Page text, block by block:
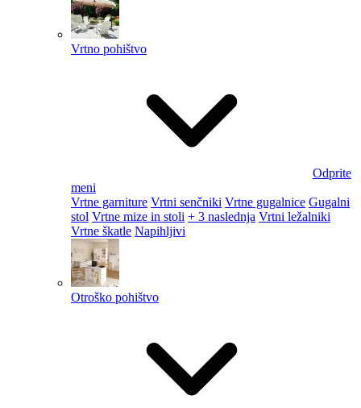
Vrtno pohištvo
Odprite
meni
Vrtne garniture Vrtni senčniki Vrtne gugalnice Gugalni
stol Vrtne mize in stoli + 3 naslednja Vrtni ležalniki
Vrtne škatle Napihljivi
Otroško pohištvo